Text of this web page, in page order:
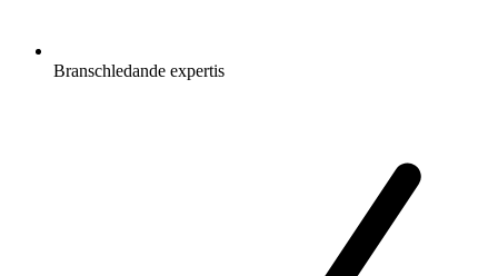
Branschledande expertis